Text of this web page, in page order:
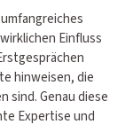
Einfluss
hinweisen, die
sind. Genau diese
Expertise und